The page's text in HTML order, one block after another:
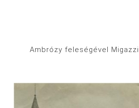
Ambrózy feleségével